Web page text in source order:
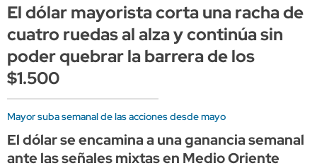
El dólar mayorista corta una racha de
cuatro ruedas al alza y continúa sin
poder quebrar la barrera de los
$1.500
Mayor suba semanal de las acciones desde mayo
El dólar se encamina a una ganancia semanal
ante las señales mixtas en Medio Oriente